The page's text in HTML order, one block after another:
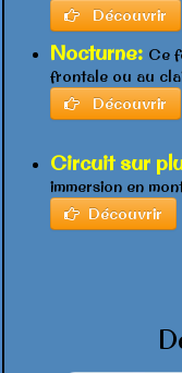
Découvrir
Nocturne: Ce
frontale ou au
Découvrir
Circuit sur
immersion en
Découvrir